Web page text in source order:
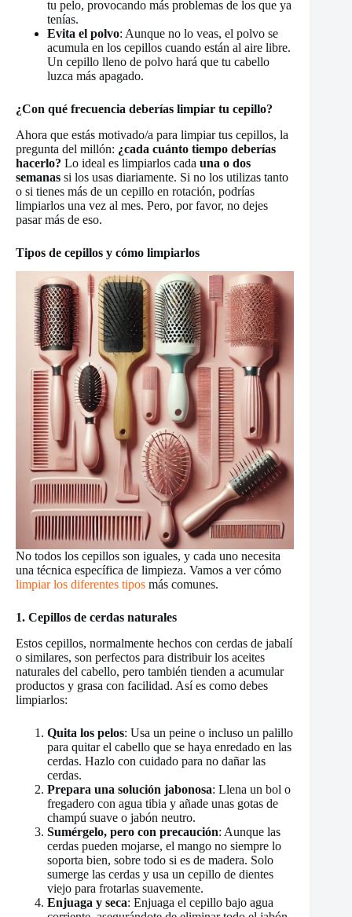
tu pelo, provocando más problemas de los que ya
tenías.
Evita el polvo: Aunque no lo veas, el polvo se
acumula en los cepillos cuando están al aire libre.
Un cepillo lleno de polvo hará que tu cabello
luzca más apagado.
¿Con qué frecuencia deberías limpiar tu cepillo?
Ahora que estás motivado/a para limpiar tus cepillos, la
pregunta del millón: ¿cada cuánto tiempo deberías
hacerlo? Lo ideal es limpiarlos cada una o dos
semanas si los usas diariamente. Si no los utilizas tanto
o si tienes más de un cepillo en rotación, podrías
limpiarlos una vez al mes. Pero, por favor, no dejes
pasar más de eso.
Tipos de cepillos y cómo limpiarlos
No todos los cepillos son iguales, y cada uno necesita
una técnica específica de limpieza. Vamos a ver cómo
limpiar los diferentes tipos más comunes.
1. Cepillos de cerdas naturales
Estos cepillos, normalmente hechos con cerdas de jabalí
o similares, son perfectos para distribuir los aceites
naturales del cabello, pero también tienden a acumular
productos y grasa con facilidad. Así es como debes
limpiarlos:
Quita los pelos: Usa un peine o incluso un palillo
para quitar el cabello que se haya enredado en las
cerdas. Hazlo con cuidado para no dañar las
cerdas.
Prepara una solución jabonosa: Llena un bol o
fregadero con agua tibia y añade unas gotas de
champú suave o jabón neutro.
Sumérgelo, pero con precaución: Aunque las
cerdas pueden mojarse, el mango no siempre lo
soporta bien, sobre todo si es de madera. Solo
sumerge las cerdas y usa un cepillo de dientes
viejo para frotarlas suavemente.
Enjuaga y seca: Enjuaga el cepillo bajo agua